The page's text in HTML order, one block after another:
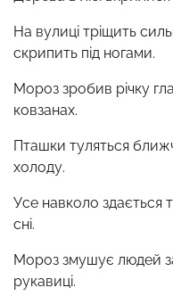
На вулиці тріщить
скрипить під ногами.
Мороз зробив річку
ковзанах.
Пташки туляться
холоду.
Усе навколо здається
сні.
Мороз змушує людей
рукавиці.